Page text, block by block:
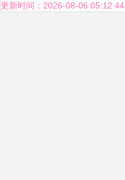
更新时间：2026-08-06 05:12:44